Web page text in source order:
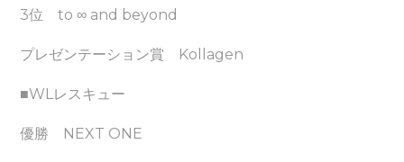
3位 to ∞ and beyond
プレゼンテーション賞 Kollagen
■WLレスキュー
優勝 NEXT ONE